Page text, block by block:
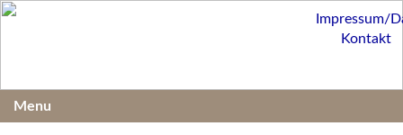
Impressum/
Kontakt
Menu